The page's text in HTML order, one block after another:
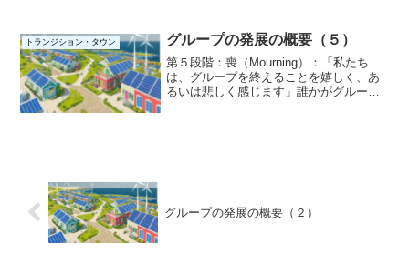
す。 正直なところ、どこから手を付け
れば良いのか迷います。 私は...
トランジション・タウン グループの発展の概要（５）
第５段階：喪（Mourning）：「私たち
は、グループを終えることを嬉しく、あ
るいは悲しく感じます」誰かがグループ
グループの発展の概要（２）